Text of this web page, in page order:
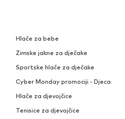
Hlače za bebe
Zimske jakne za dječake
Sportske hlače za dječake
Cyber Monday promociji - Djeca
Hlače za djevojčice
Tenisice za djevojčice